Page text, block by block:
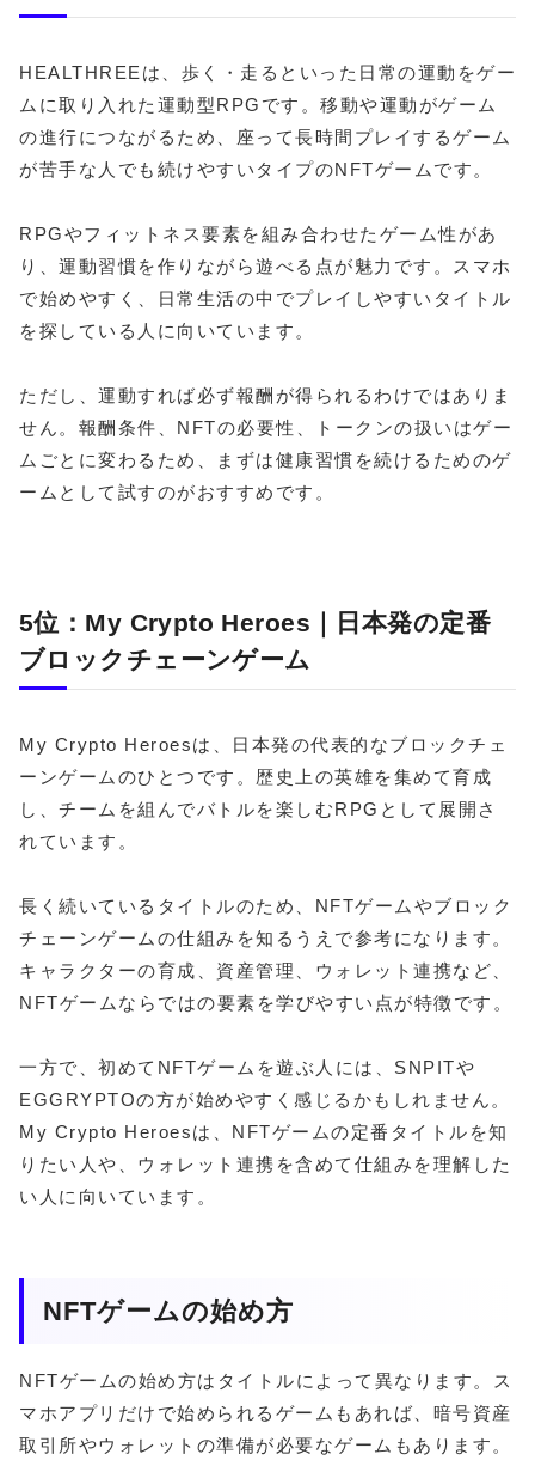
HEALTHREEは、歩く・走るといった日常の運動をゲー
ムに取り入れた運動型RPGです。移動や運動がゲーム
の進行につながるため、座って長時間プレイするゲーム
が苦手な人でも続けやすいタイプのNFTゲームです。
RPGやフィットネス要素を組み合わせたゲーム性があ
り、運動習慣を作りながら遊べる点が魅力です。スマホ
で始めやすく、日常生活の中でプレイしやすいタイトル
を探している人に向いています。
ただし、運動すれば必ず報酬が得られるわけではありま
せん。報酬条件、NFTの必要性、トークンの扱いはゲー
ムごとに変わるため、まずは健康習慣を続けるためのゲ
ームとして試すのがおすすめです。
5位：My Crypto Heroes｜日本発の定番
ブロックチェーンゲーム
My Crypto Heroesは、日本発の代表的なブロックチェ
ーンゲームのひとつです。歴史上の英雄を集めて育成
し、チームを組んでバトルを楽しむRPGとして展開さ
れています。
長く続いているタイトルのため、NFTゲームやブロック
チェーンゲームの仕組みを知るうえで参考になります。
キャラクターの育成、資産管理、ウォレット連携など、
NFTゲームならではの要素を学びやすい点が特徴です。
一方で、初めてNFTゲームを遊ぶ人には、SNPITや
EGGRYPTOの方が始めやすく感じるかもしれません。
My Crypto Heroesは、NFTゲームの定番タイトルを知
りたい人や、ウォレット連携を含めて仕組みを理解した
い人に向いています。
NFTゲームの始め方
NFTゲームの始め方はタイトルによって異なります。ス
マホアプリだけで始められるゲームもあれば、暗号資産
取引所やウォレットの準備が必要なゲームもあります。